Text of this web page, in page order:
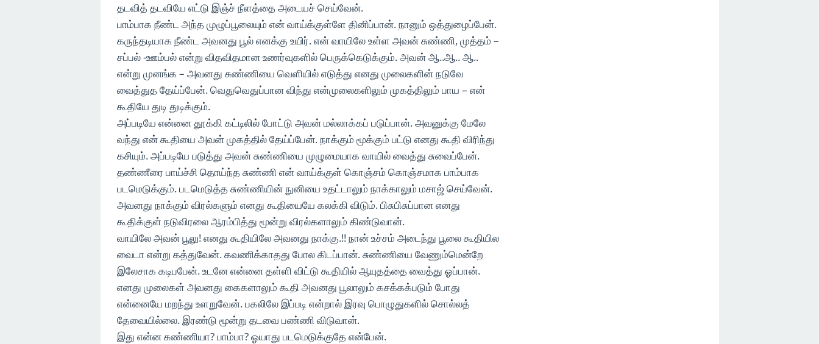
தடவித் தடவியே எட்டு இஞ்ச் நீளத்தை அடையச் செய்வேன்.
பாம்பாக நீண்ட அந்த முழுப்பூலையும் என் வாய்க்குள்ளே தினிப்பான். நானும் ஒத்துழைப்பேன்.
கருந்தடியாக நீண்ட அவனது பூல் எனக்கு உயிர். என் வாயிலே உள்ள அவன் சுண்ணி, முத்தம் –
சப்பல் -ஊம்பல் என்று விதவிதமான உணர்வுகளில் பெருக்கெடுக்கும். அவன் ஆ..ஆ.. ஆ..
என்று முனங்க – அவனது சுண்ணியை வெளியில் எடுத்து எனது முலைகளின் நடுவே
வைத்துத தேய்ப்பேன். வெதுவெதுப்பான விந்து என்முலைகளிலும் முகத்திலும் பாய – என்
கூதியே துடி துடிக்கும்.
அப்படியே என்னை தூக்கி கட்டிலில் போட்டு அவன் மல்லாக்கப் படுப்பான். அவனுக்கு மேலே
வந்து என் கூதியை அவன் முகத்தில் தேய்ப்பேன். நாக்கும் மூக்கும் பட்டு எனது கூதி விரிந்து
கசியும். அப்படியே படுத்து அவன் சுண்ணியை முழுமையாக வாயில் வைத்து சுவைப்பேன்.
தண்ணீரை பாய்ச்சி தொய்ந்த சுண்ணி என் வாய்க்குள் கொஞ்சம் கொஞ்சமாக பாம்பாக
படமெடுக்கும். படமெடுத்த சுண்ணியின் நுனியை உதட்டாலும் நாக்காலும் மசாஜ் செய்வேன்.
அவனது நாக்கும் விரல்களும் எனது கூதியையே கலக்கி விடும். பிசுபிசுப்பான எனது
கூதிக்குள் நடுவிரலை ஆரம்பித்து மூன்று விரல்களாலும் கிண்டுவான்.
வாயிலே அவன் பூலு! எனது கூதியிலே அவனது நாக்கு.!! நான் உச்சம் அடைந்து பூலை கூதியில
வைடா என்று கத்துவேன். கவணிக்காதது போல கிடப்பான். சுண்ணியை வேணும்மென்றே
இலேசாக கடிபபேன். உடனே என்னை தள்ளி விட்டு கூதியில் ஆயுதத்தை வைத்து ஓப்பான்.
எனது முலைகள் அவனது கைகளாலும் கூதி அவனது பூலாலும் கசக்கக்படும் போது
என்னையே மறந்து உளறுவேன். பகலிலே இப்படி என்றால் இரவு பொழுதுகளில் சொல்லத்
தேவையில்லை. இரண்டு மூன்று தடவை பண்ணி விடுவான்.
இது என்ன சுண்ணியா? பாம்பா? ஓயாது படமெடுக்குதே என்பேன்.